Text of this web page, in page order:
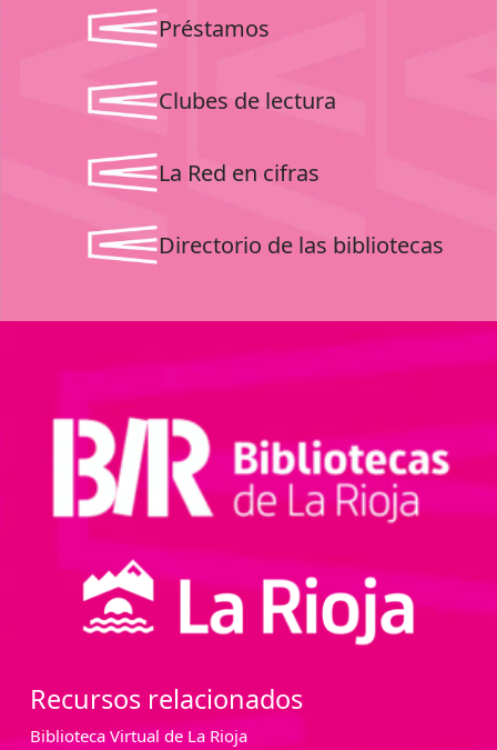
Préstamos
Clubes de lectura
La Red en cifras
Directorio de las bibliotecas
Recursos relacionados
Biblioteca Virtual de La Rioja